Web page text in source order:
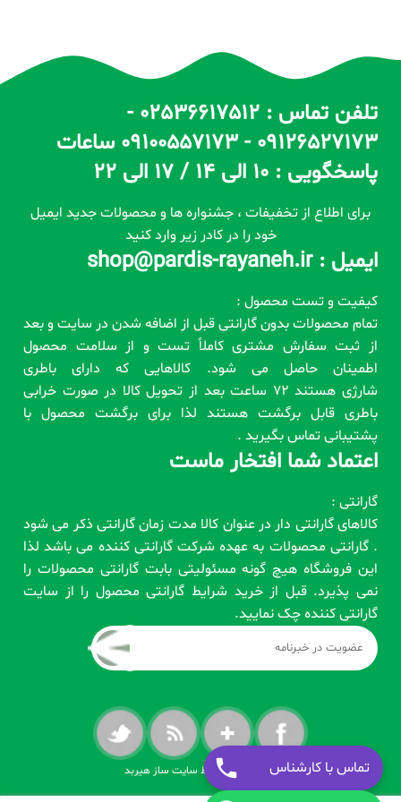
تماس با کارشناس
تلفن تماس : 02536617512 -
09126527173 - 09100557173 ساعات
پاسخگویی : 10 الی 14 / 17 الی 22
برای اطلاع از تخفیفات ، جشنواره ها و محصولات جدید ایمیل
خود را در کادر زیر وارد کنید
ایمیل : shop@pardis-rayaneh.ir
کیفیت و تست محصول :
تمام محصولات بدون گارانتی قبل از اضافه شدن در سایت و بعد
از ثبت سفارش مشتری کاملاً تست و از سلامت محصول
اطمینان حاصل می شود. کالاهایی که دارای باطری
شارژی هستند 72 ساعت بعد از تحویل کالا در صورت خرابی
باطری قابل برگشت هستند لذا برای برگشت محصول با
پشتیبانی تماس بگیرید .
اعتماد شما افتخار ماست
گارانتی :
کالاهای گارانتی دار در عنوان کالا مدت زمان گارانتی ذکر می شود
. گارانتی محصولات به عهده شرکت گارانتی کننده می باشد لذا
این فروشگاه هیچ گونه مسئولیتی بابت گارانتی محصولات را
نمی پذیرد. قبل از خرید شرایط گارانتی محصول را از سایت
گارانتی کننده چک نمایید.
طراحی شده توسط سایت ساز هیربد